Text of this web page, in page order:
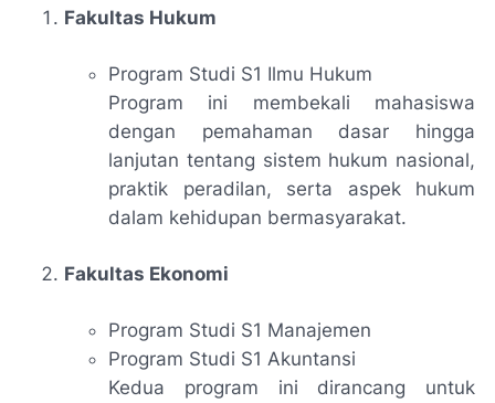
Fakultas Hukum
Program Studi S1 Ilmu Hukum
Program ini membekali mahasiswa
dengan pemahaman dasar hingga
lanjutan tentang sistem hukum nasional,
praktik peradilan, serta aspek hukum
dalam kehidupan bermasyarakat.
Fakultas Ekonomi
Program Studi S1 Manajemen
Program Studi S1 Akuntansi
Kedua program ini dirancang untuk